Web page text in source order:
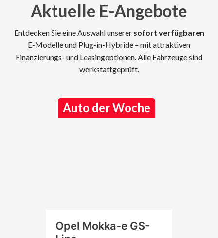
Aktuelle E-Angebote
Entdecken Sie eine Auswahl unserer sofort verfügbaren
E-Modelle und Plug-in-Hybride – mit attraktiven
Finanzierungs- und Leasingoptionen. Alle Fahrzeuge sind
werkstattgeprüft.
Auto der Woche
Opel Mokka-e GS-